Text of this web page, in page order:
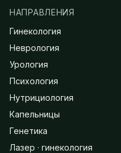
НАПРАВЛЕНИЯ
Гинекология
Неврология
Урология
Психология
Нутрициология
Капельницы
Генетика
Лазер · гинекология